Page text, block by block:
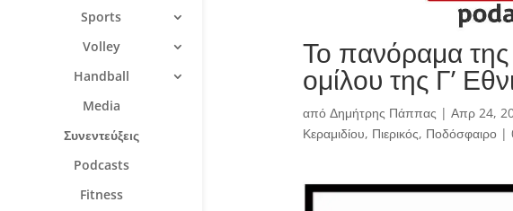
Sports
Volley
Handball
Media
Συνεντεύξεις
Podcasts
Fitness
Το πανόραμα της
ομίλου της Γ’
από Δημήτρης Πάππας | Απρ 24,
Κεραμιδίου, Πιερικός, Ποδόσφαιρο|